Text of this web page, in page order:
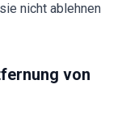
nicht ablehnen
von